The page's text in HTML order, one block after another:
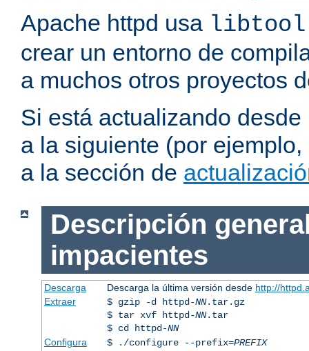
Apache httpd usa libtool
crear un entorno de
a muchos otros proyectos
Si está actualizando
a la siguiente (por
a la sección de
Descripción
impacientes
Descarga Descarga la última versión desde http://
Extraer
$ gzip -d httpd-NN.tar.gz
$ tar xvf httpd-NN.tar
$ cd httpd-NN
Configura
$ ./configure --prefix=PREFIX